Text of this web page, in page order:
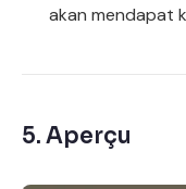
akan mendapat
5.Aperçu